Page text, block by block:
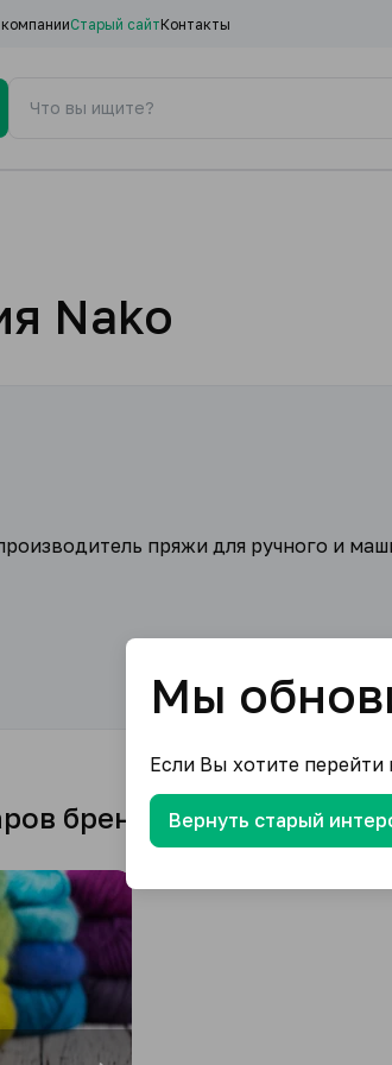
Старый сайтКонтакты
Nako
пряжи для ручного и
бренда
Мы
Если Вы хотите
Вернуть старый